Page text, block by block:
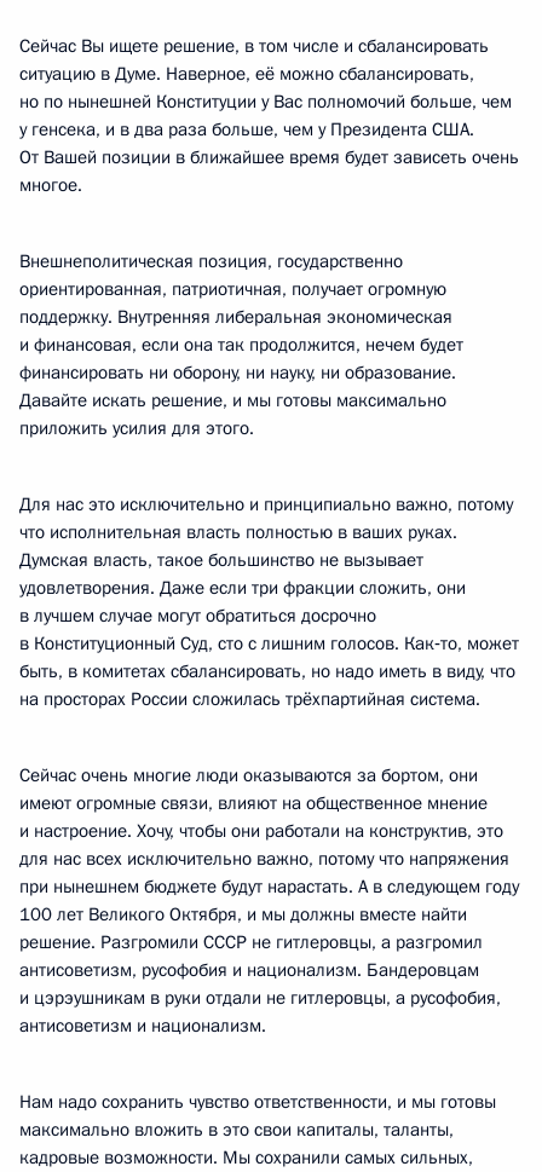
Сейчас Вы ищете решение, в том числе и сбалансировать
ситуацию в Думе. Наверное, её можно сбалансировать,
но по нынешней Конституции у Вас полномочий больше, чем
у генсека, и в два раза больше, чем у Президента США.
От Вашей позиции в ближайшее время будет зависеть очень
многое.
Внешнеполитическая позиция, государственно
ориентированная, патриотичная, получает огромную
поддержку. Внутренняя либеральная экономическая
и финансовая, если она так продолжится, нечем будет
финансировать ни оборону, ни науку, ни образование.
Давайте искать решение, и мы готовы максимально
приложить усилия для этого.
Для нас это исключительно и принципиально важно, потому
что исполнительная власть полностью в ваших руках.
Думская власть, такое большинство не вызывает
удовлетворения. Даже если три фракции сложить, они
в лучшем случае могут обратиться досрочно
в Конституционный Суд, сто с лишним голосов. Как‑то, может
быть, в комитетах сбалансировать, но надо иметь в виду, что
на просторах России сложилась трёхпартийная система.
Сейчас очень многие люди оказываются за бортом, они
имеют огромные связи, влияют на общественное мнение
и настроение. Хочу, чтобы они работали на конструктив, это
для нас всех исключительно важно, потому что напряжения
при нынешнем бюджете будут нарастать. А в следующем году
100 лет Великого Октября, и мы должны вместе найти
решение. Разгромили СССР не гитлеровцы, а разгромил
антисоветизм, русофобия и национализм. Бандеровцам
и цэрэушникам в руки отдали не гитлеровцы, а русофобия,
антисоветизм и национализм.
Нам надо сохранить чувство ответственности, и мы готовы
максимально вложить в это свои капиталы, таланты,
кадровые возможности. Мы сохранили самых сильных,